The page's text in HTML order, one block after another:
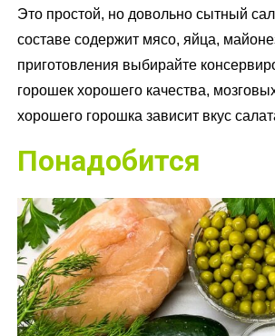
Это простой, но довольно сытный
составе содержит мясо, яйца,
приготовления выбирайте
горошек хорошего качества,
хорошего горошка зависит вкус
Понадобится